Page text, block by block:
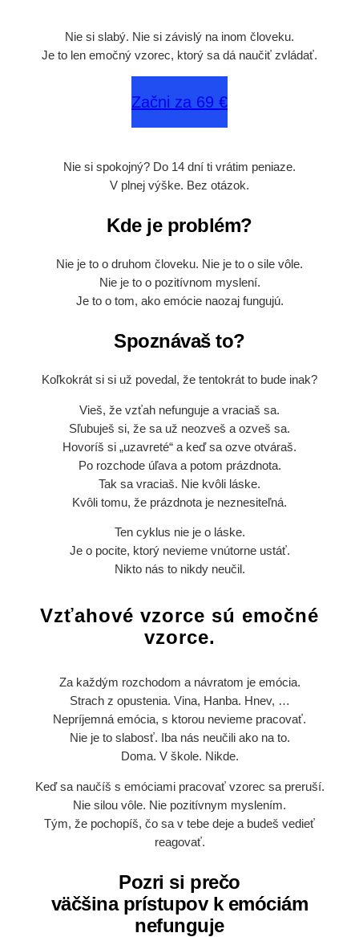
Nie si slabý. Nie si závislý na inom človeku.
Je to len emočný vzorec, ktorý sa dá naučiť zvládať.
Začni za 69 €
Nie si spokojný? Do 14 dní ti vrátim peniaze.
V plnej výške. Bez otázok.
Kde je problém?
Nie je to o druhom človeku. Nie je to o sile vôle.
Nie je to o pozitívnom myslení.
Je to o tom, ako emócie naozaj fungujú.
Spoznávaš to?
Koľkokrát si si už povedal, že tentokrát to bude inak?
Vieš, že vzťah nefunguje a vraciaš sa.
Sľubuješ si, že sa už neozveš a ozveš sa.
Hovoríš si „uzavreté“ a keď sa ozve otváraš.
Po rozchode úľava a potom prázdnota.
Tak sa vraciaš. Nie kvôli láske.
Kvôli tomu, že prázdnota je neznesiteľná.
Ten cyklus nie je o láske.
Je o pocite, ktorý nevieme vnútorne ustáť.
Nikto nás to nikdy neučil.
Vzťahové vzorce sú emočné
vzorce.
Za každým rozchodom a návratom je emócia.
Strach z opustenia. Vina, Hanba. Hnev, …
Nepríjemná emócia, s ktorou nevieme pracovať.
Nie je to slabosť. Iba nás neučili ako na to.
Doma. V škole. Nikde.
Keď sa naučíš s emóciami pracovať vzorec sa preruší.
Nie silou vôle. Nie pozitívnym myslením.
Tým, že pochopíš, čo sa v tebe deje a budeš vedieť
reagovať.
Pozri si prečo
väčšina prístupov k emóciám
nefunguje